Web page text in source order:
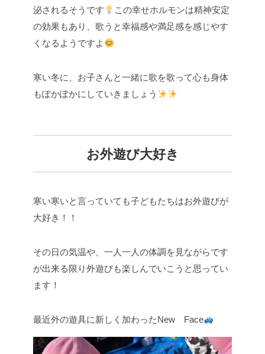
泌されるそうです
この幸せホルモンは精神安定
の効果もあり、歌うと幸福感や満足感を感じやす
くなるようですよ
寒い冬に、お子さんと一緒に歌を歌って心も身体
もぽかぽかにしていきましょう
お外遊び大好き
寒い寒いと言っていても子どもたちはお外遊びが
大好き！！
その日の気温や、一人一人の体調を見ながらです
が出来る限り外遊びも楽しんでいこうと思ってい
ます！
最近外の遊具に新しく加わったNew Face